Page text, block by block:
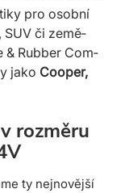
pro osobní
SUV či země­
& Rubber Com­
jako Cooper,
rozměru
ty nejnovější